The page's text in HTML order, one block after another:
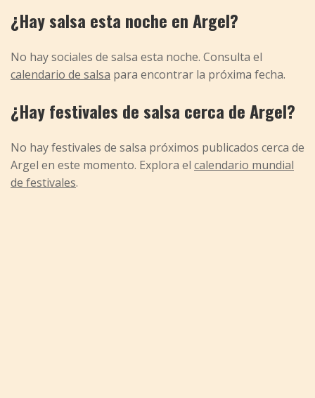
¿Hay salsa esta noche en Argel?
No hay sociales de salsa esta noche. Consulta el
calendario de salsa para encontrar la próxima fecha.
¿Hay festivales de salsa cerca de Argel?
No hay festivales de salsa próximos publicados cerca de
Argel en este momento. Explora el calendario mundial
de festivales.